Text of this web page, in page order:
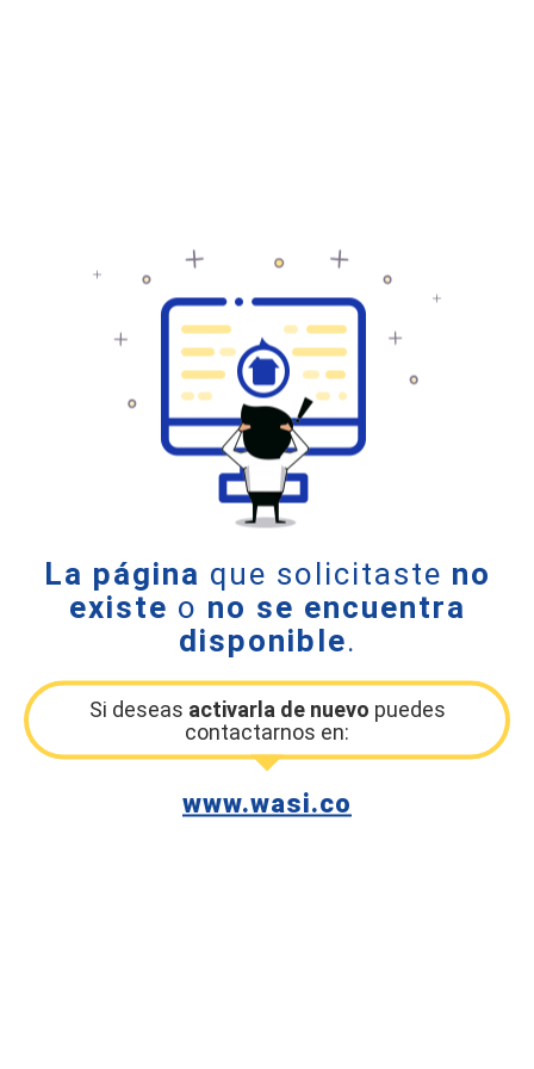
La página que solicitaste no
existe o no se encuentra
disponible.
Si deseas activarla de nuevo puedes
contactarnos en:
www.wasi.co